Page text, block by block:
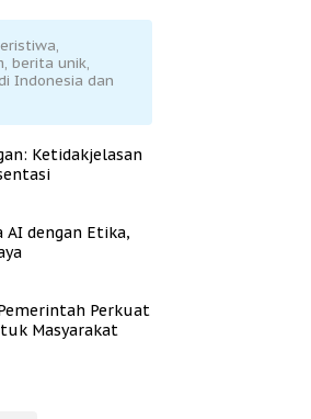
berita unik,
Indonesia dan
Ketidakjelasan
AI dengan Etika,
Perkuat
Masyarakat